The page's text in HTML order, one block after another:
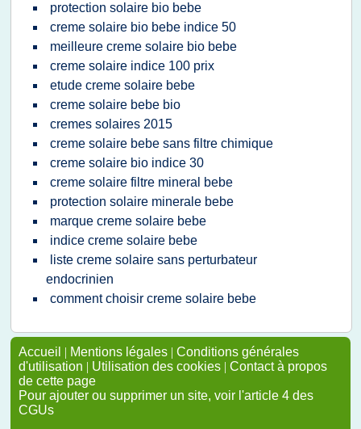
protection solaire bio bebe
creme solaire bio bebe indice 50
meilleure creme solaire bio bebe
creme solaire indice 100 prix
etude creme solaire bebe
creme solaire bebe bio
cremes solaires 2015
creme solaire bebe sans filtre chimique
creme solaire bio indice 30
creme solaire filtre mineral bebe
protection solaire minerale bebe
marque creme solaire bebe
indice creme solaire bebe
liste creme solaire sans perturbateur
endocrinien
comment choisir creme solaire bebe
Accueil | Mentions légales | Conditions générales
d'utilisation | Utilisation des cookies | Contact à propos
de cette page
Pour ajouter ou supprimer un site, voir l'article 4 des
CGUs